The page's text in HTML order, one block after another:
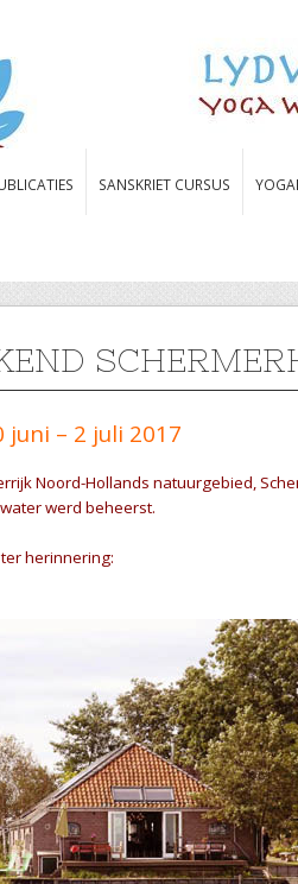
SANSKRIET CURSUS
juni – 2 juli 2017
Noord-Hollands natuurgebied,
werd beheerst.
herinnering: